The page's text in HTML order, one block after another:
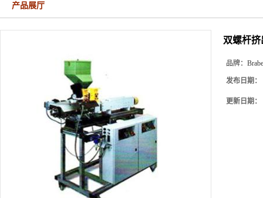
产品展厅
双螺杆挤
品牌：
发布日期：
更新日期：